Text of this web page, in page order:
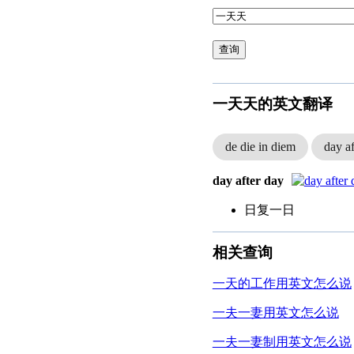
查询
一天天的英文翻译
de die in diem day
day after day
日复一日
相关查询
一天的工作用英文怎么说
一夫一妻用英文怎么说
一夫一妻制用英文怎么说